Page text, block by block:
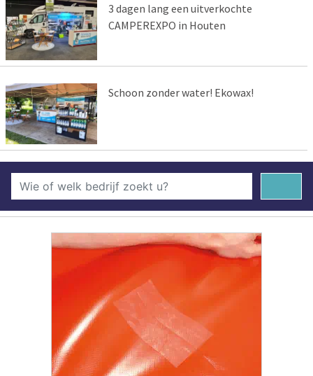
3 dagen lang een uitverkochte
CAMPEREXPO in Houten
Schoon zonder water! Ekowax!